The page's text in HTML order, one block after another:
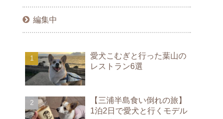
編集中
愛犬こむぎと行った葉山の
レストラン6選
【三浦半島食い倒れの旅】
1泊2日で愛犬と行くモデル